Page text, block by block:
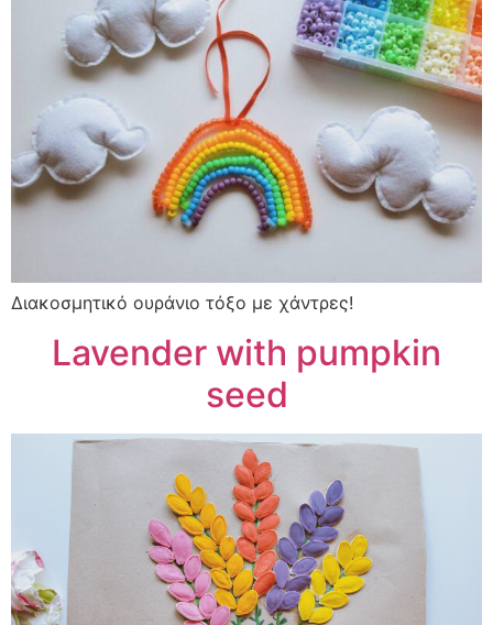
Διακοσμητικό ουράνιο τόξο με χάντρες!
Lavender with pumpkin
seed